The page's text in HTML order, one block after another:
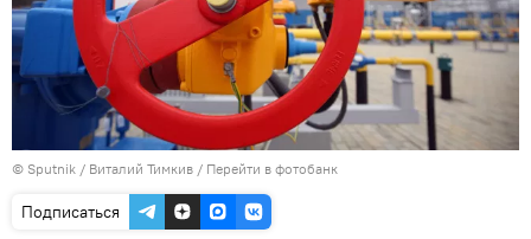
© Sputnik / Виталий Тимкив / Перейти в фотобанк
Подписаться